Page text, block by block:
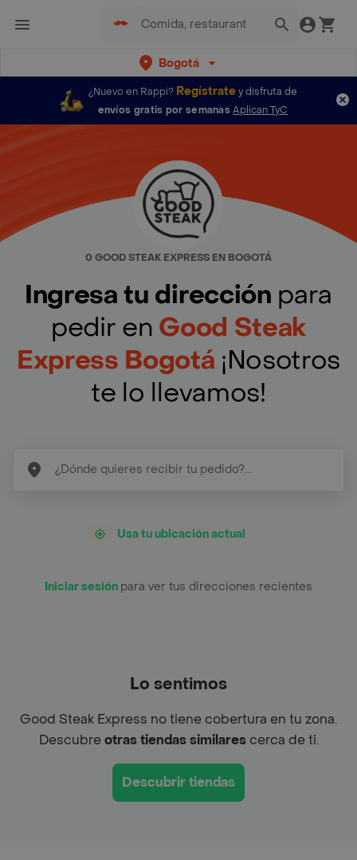
Bogotá
¿Nuevo en Rappi? Regístratey disfruta de
envíos gratis por semanas Aplican TyC
0 GOOD STEAK EXPRESS EN BOGOTÁ
Ingresa tu dirección para
pedir en Good Steak
Express Bogotá ¡Nosotros
te lo llevamos!
Usa tu ubicación actual
Iniciar sesión para ver tus direcciones recientes
Lo sentimos
Good Steak Express no tiene cobertura en tu zona.
Descubreotras tiendas similarescerca de ti.
Descubrir tiendas